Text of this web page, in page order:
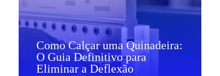
Como Calçar uma Quinadeira:
O Guia Definitivo para
Eliminar a Deflexão